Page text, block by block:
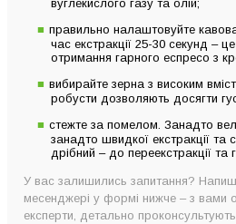
вуглекислого газу та олій;
правильно налаштовуйте
час екстракції 25-30 секунд –
отримання гарного еспресо з
вибирайте зерна з високим
робусти дозволяють досягти
стежте за помелом. Занадто
занадто швидкої екстракції та
дрібний – до переекстракції та
У вас залишились запитання?
месенджері у формі нижче – з вами
експерти, детально